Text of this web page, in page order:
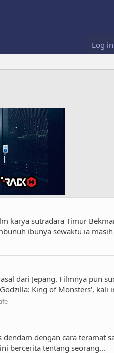
Log in
karya sutradara Timur
ibunya sewaktu ia masih
dari Jepang. Filmnya pun
King of Monsters', kali
dengan cara teramat
bercerita tentang seorang...